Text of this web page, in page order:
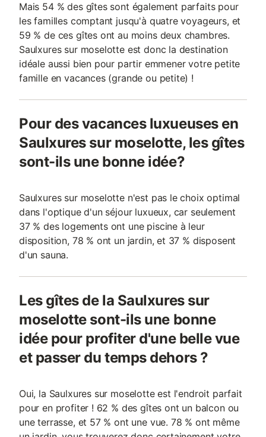
Mais 54 % des gîtes sont également parfaits pour
les familles comptant jusqu'à quatre voyageurs, et
59 % de ces gîtes ont au moins deux chambres.
Saulxures sur moselotte est donc la destination
idéale aussi bien pour partir emmener votre petite
famille en vacances (grande ou petite) !
Pour des vacances luxueuses en
Saulxures sur moselotte, les gîtes
sont-ils une bonne idée?
Saulxures sur moselotte n'est pas le choix optimal
dans l'optique d'un séjour luxueux, car seulement
37 % des logements ont une piscine à leur
disposition, 78 % ont un jardin, et 37 % disposent
d'un sauna.
Les gîtes de la Saulxures sur
moselotte sont-ils une bonne
idée pour profiter d'une belle vue
et passer du temps dehors ?
Oui, la Saulxures sur moselotte est l'endroit parfait
pour en profiter ! 62 % des gîtes ont un balcon ou
une terrasse, et 57 % ont une vue. 78 % ont même